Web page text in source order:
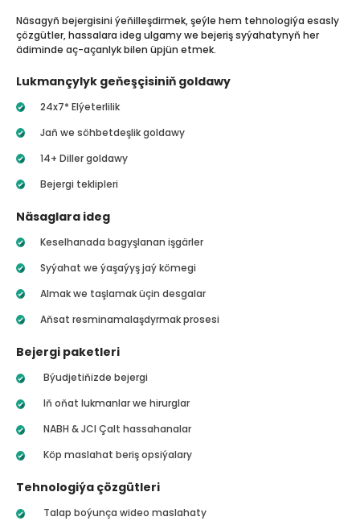
Näsagyň bejergisini ýeňilleşdirmek, şeýle hem tehnologiýa esasly
çözgütler, hassalara ideg ulgamy we bejeriş syýahatynyň her
ädiminde aç-açanlyk bilen üpjün etmek.
Lukmançylyk geňeşçisiniň goldawy
24x7* Elýeterlilik
Jaň we söhbetdeşlik goldawy
14+ Diller goldawy
Bejergi teklipleri
Näsaglara ideg
Keselhanada bagyşlanan işgärler
Syýahat we ýaşaýyş jaý kömegi
Almak we taşlamak üçin desgalar
Aňsat resminamalaşdyrmak prosesi
Bejergi paketleri
Býudjetiňizde bejergi
Iň oňat lukmanlar we hirurglar
NABH & JCI Çalt hassahanalar
Köp maslahat beriş opsiýalary
Tehnologiýa çözgütleri
Talap boýunça wideo maslahaty